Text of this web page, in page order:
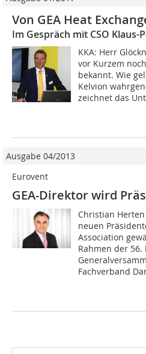
Von GEA Heat
Im Gespräch mit CSO Klaus-
KKA: Herr
vor Kurzem
bekannt. Wie
Kelvion
zeichnet das
Ausgabe 04/2013
Eurovent
GEA-Direktor wird
Christian
neuen
Association
Rahmen der 56.
Fachverband